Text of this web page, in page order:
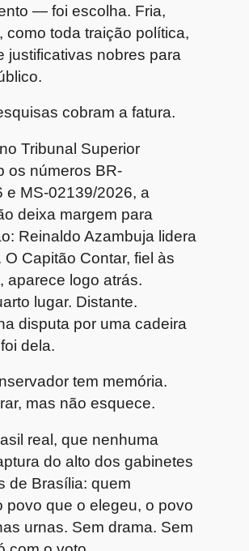
— foi escolha. Fria,
como toda traição política,
justificativas nobres para
cobram a fatura.
Tribunal Superior
os números BR-
e MS-02139/2026, a
deixa margem para
Reinaldo Azambuja lidera
O Capitão Contar, fiel às
aparece logo atrás.
lugar. Distante.
disputa por uma cadeira
dela.
tem memória.
mas não esquece.
real, que nenhuma
do alto dos gabinetes
de Brasília: quem
povo que o elegeu, o povo
urnas. Sem drama. Sem